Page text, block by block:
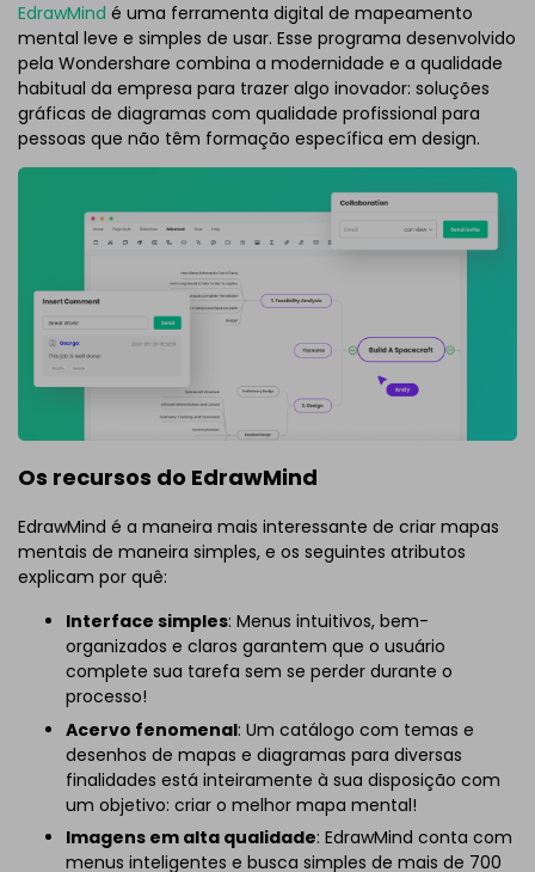
EdrawMind é uma ferramenta digital de mapeamento
mental leve e simples de usar. Esse programa desenvolvido
pela Wondershare combina a modernidade e a qualidade
habitual da empresa para trazer algo inovador: soluções
gráficas de diagramas com qualidade profissional para
pessoas que não têm formação específica em design.
Os recursos do EdrawMind
EdrawMind é a maneira mais interessante de criar mapas
mentais de maneira simples, e os seguintes atributos
explicam por quê:
Interface simples: Menus intuitivos, bem-
organizados e claros garantem que o usuário
complete sua tarefa sem se perder durante o
processo!
Acervo fenomenal: Um catálogo com temas e
desenhos de mapas e diagramas para diversas
finalidades está inteiramente à sua disposição com
um objetivo: criar o melhor mapa mental!
Imagens em alta qualidade: EdrawMind conta com
menus inteligentes e busca simples de mais de 700